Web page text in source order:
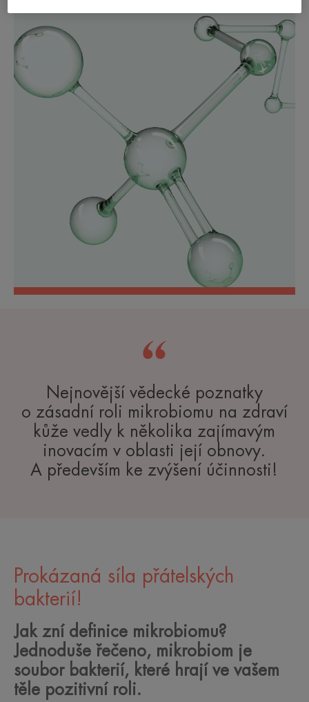
Nejnovější vědecké poznatky
o zásadní roli mikrobiomu na zdraví
kůže vedly k několika zajímavým
inovacím v oblasti její obnovy.
A především ke zvýšení účinnosti!
Prokázaná síla přátelských
bakterií!
Jak zní definice mikrobiomu?
Jednoduše řečeno, mikrobiom je
soubor bakterií, které hrají ve vašem
těle pozitivní roli.